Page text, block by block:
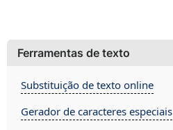
Ferramentas de texto
Substituição de texto online
Gerador de caracteres especiais